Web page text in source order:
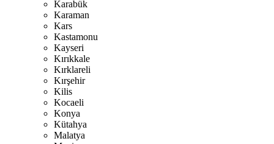
Karabük
Karaman
Kars
Kastamonu
Kayseri
Kırıkkale
Kırklareli
Kırşehir
Kilis
Kocaeli
Konya
Kütahya
Malatya